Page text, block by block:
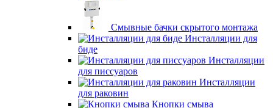
Смывные бачки скрытого монтажа
Инсталляции для
биде
Инсталляции
для писсуаров
Инсталляции
для раковин
Кнопки смыва